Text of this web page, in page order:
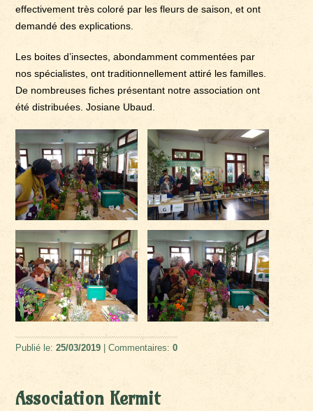
effectivement très coloré par les fleurs de saison, et ont
demandé des explications.
Les boites d’insectes, abondamment commentées par
nos spécialistes, ont traditionnellement attiré les familles.
De nombreuses fiches présentant notre association ont
été distribuées. Josiane Ubaud.
Publié le:25/03/2019 | Commentaires:0
Association Kermit